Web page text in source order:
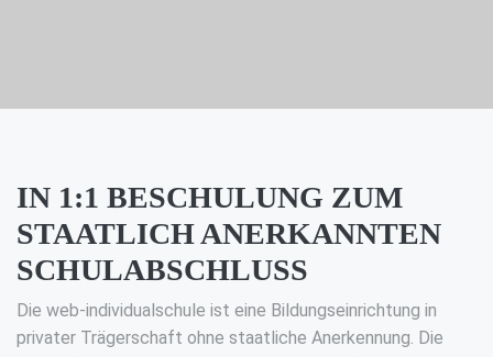
IN 1:1 BESCHULUNG ZUM
STAATLICH ANERKANNTEN
SCHULABSCHLUSS
Die web-individualschule ist eine Bildungseinrichtung in
privater Trägerschaft ohne staatliche Anerkennung. Die